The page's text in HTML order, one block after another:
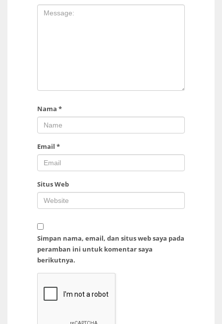
Nama *
Email *
Situs Web
Simpan nama, email, dan situs web saya pada
peramban ini untuk komentar saya
berikutnya.